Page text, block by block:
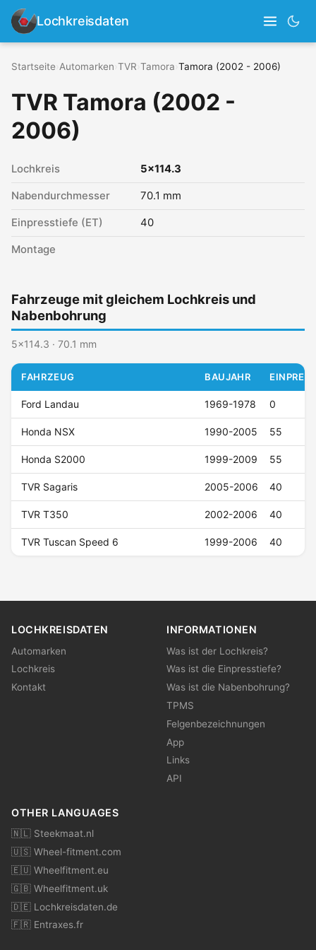
Lochkreisdaten
Startseite Automarken TVR Tamora Tamora (2002 - 2006)
TVR Tamora (2002 -
2006)
Lochkreis 5x114.3
Nabendurchmesser 70.1 mm
Einpresstiefe (ET) 40
Montage
Fahrzeuge mit gleichem Lochkreis und
Nabenbohrung
5x114.3 · 70.1 mm
FAHRZEUG BAUJAHR
Ford Landau 1969-1978 0
Honda NSX 1990-2005 55
Honda S2000 1999-2009 55
TVR Sagaris 2005-2006 40
TVR T350 2002-2006 40
TVR Tuscan Speed 6 1999-2006 40
LOCHKREISDATEN
Automarken
Lochkreis
Kontakt
INFORMATIONEN
Was ist der Lochkreis?
Was ist die Einpresstiefe?
Was ist die Nabenbohrung?
TPMS
Felgenbezeichnungen
App
Links
API
OTHER LANGUAGES
🇳🇱 Steekmaat.nl
🇺🇸 Wheel-fitment.com
🇪🇺 Wheelfitment.eu
🇬🇧 Wheelfitment.uk
🇩🇪 Lochkreisdaten.de
🇫🇷 Entraxes.fr